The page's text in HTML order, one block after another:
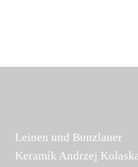
Leinen und Bunzlauer
Keramik Andrzej Kolaska